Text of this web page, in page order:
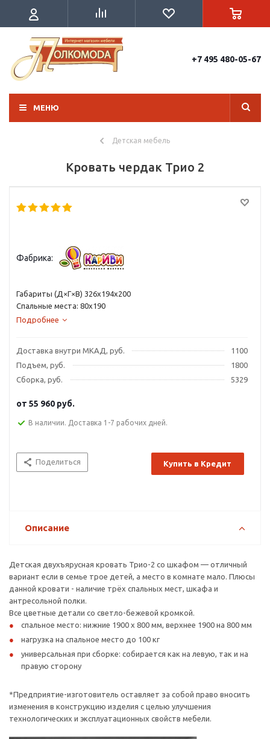
+7 495 480-05-67
МЕНЮ
Детская мебель
Кровать чердак Трио 2
Фабрика:
Габариты (Д×Г×В) 326х194х200
Спальные места: 80х190
Подробнее
Доставка внутри МКАД, руб.
1100
Подъем, руб.
1800
Сборка, руб.
5329
от 55 960 руб.
В наличии. Доставка 1-7 рабочих дней.
Поделиться Купить в Кредит
Описание
Детская двухъярусная кровать Трио-2 со шкафом — отличный
вариант если в семье трое детей, а место в комнате мало. Плюсы
данной кровати - наличие трёх спальных мест, шкафа и
антресольной полки.
Все цветные детали со светло-бежевой кромкой.
спальное место: нижние 1900 х 800 мм, верхнее 1900 на 800 мм
нагрузка на спальное место до 100 кг
универсальная при сборке: собирается как на левую, так и на
правую сторону
*Предприятие-изготовитель оставляет за собой право вносить
изменения в конструкцию изделия с целью улучшения
технологических и эксплуатационных свойств мебели.